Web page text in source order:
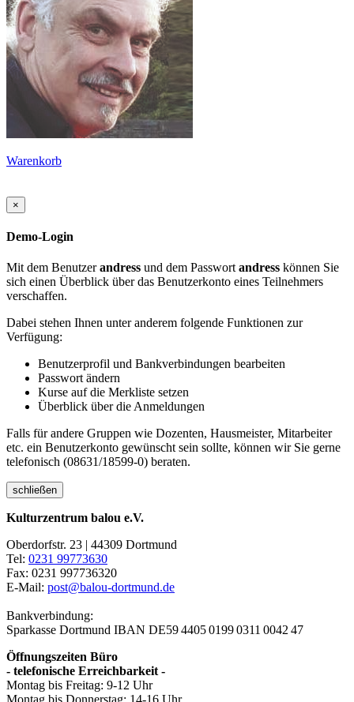
Warenkorb
×
Demo-Login
Mit dem Benutzerandress und dem Passwort andress können Sie
sich einen Überblick über das Benutzerkonto eines Teilnehmers
verschaffen.
Dabei stehen Ihnen unter anderem folgende Funktionen zur
Verfügung:
Benutzerprofil und Bankverbindungen bearbeiten
Passwort ändern
Kurse auf die Merkliste setzen
Überblick über die Anmeldungen
Falls für andere Gruppen wie Dozenten, Hausmeister, Mitarbeiter
etc. ein Benutzerkonto gewünscht sein sollte, können wir Sie gerne
telefonisch (08631/18599-0) beraten.
schließen
Kulturzentrum balou e.V.
Oberdorfstr. 23 | 44309 Dortmund
Tel: 0231 99773630
Fax: 0231 997736320
E-Mail: post@balou-dortmund.de
Bankverbindung:
Sparkasse Dortmund IBAN DE59 4405 0199 0311 0042 47
Öffnungszeiten Büro
- telefonische Erreichbarkeit -
Montag bis Freitag: 9-12 Uhr